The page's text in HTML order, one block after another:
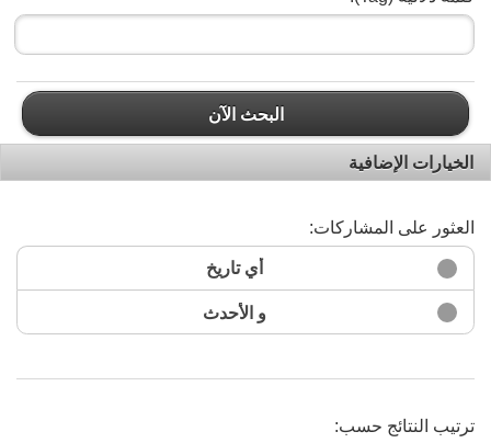
البحث الآن
الخيارات الإضافية
العثور على المشاركات:
أي تاريخ
و الأحدث
ترتيب النتائج حسب: